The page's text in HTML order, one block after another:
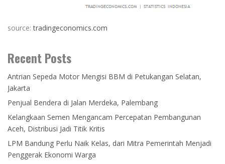
source:tradingeconomics.com
Recent Posts
Antrian Sepeda Motor Mengisi BBM di Petukangan Selatan,
Jakarta
Penjual Bendera di Jalan Merdeka, Palembang
Kelangkaan Semen Mengancam Percepatan Pembangunan
Aceh, Distribusi Jadi Titik Kritis
LPM Bandung Perlu Naik Kelas, dari Mitra Pemerintah Menjadi
Penggerak Ekonomi Warga